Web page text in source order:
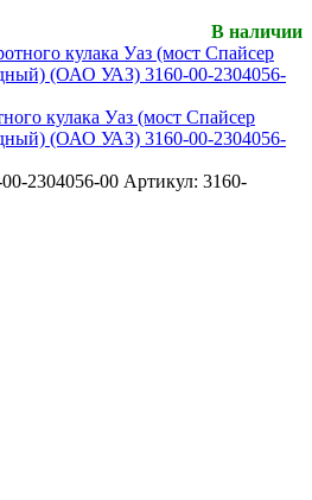
В наличии
кулака Уаз (мост Спайсер
(ОАО УАЗ) 3160-00-2304056-
2304056-00 Артикул: 3160-